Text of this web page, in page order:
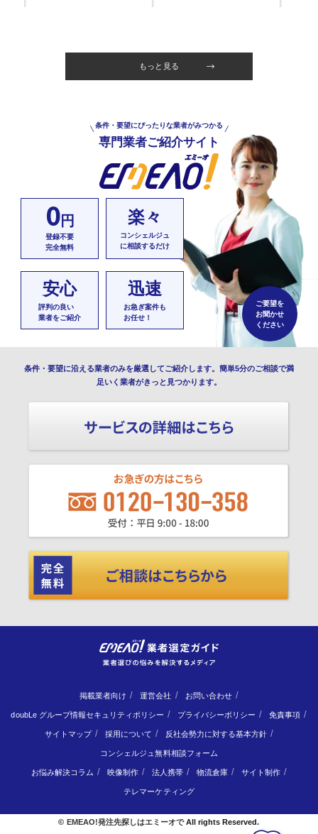
もっと見る
条件・要望にぴったりな業者がみつかる
専門業者ご紹介サイト
0円
登録不要
完全無料
楽々
コンシェルジュ
に相談するだけ
安心
評判の良い
業者をご紹介
迅速
お急ぎ案件も
お任せ！
ご要望を
お聞かせ
ください
条件・要望に沿える業者のみを厳選してご紹介します。簡単5分のご相談で満
足いく業者がきっと見つかります。
掲載業者向け 運営会社 お問い合わせ
doubLe グループ情報セキュリティポリシー プライバシーポリシー 免責事項
サイトマップ 採用について 反社会勢力に対する基本方針
コンシェルジュ無料相談フォーム
お悩み解決コラム 映像制作 法人携帯 物流倉庫 サイト制作
テレマーケティング
© EMEAO!発注先探しはエミーオでAll rights Reserved.